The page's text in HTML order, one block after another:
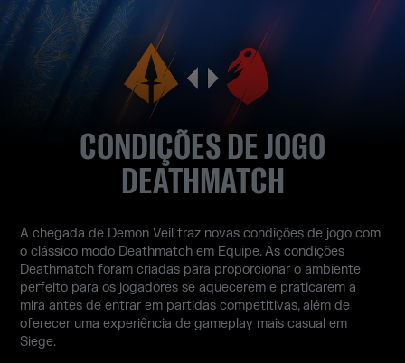
CONDIÇÕES DE JOGO
DEATHMATCH
A chegada de Demon Veil traz novas condições de jogo com
o clássico modo Deathmatch em Equipe. As condições
Deathmatch foram criadas para proporcionar o ambiente
perfeito para os jogadores se aquecerem e praticarem a
mira antes de entrar em partidas competitivas, além de
oferecer uma experiência de gameplay mais casual em
Siege.